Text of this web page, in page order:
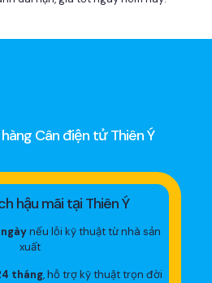
Cân điện tử Thiên Ý
hậu mãi tại Thiên Ý
nếu lỗi kỹ thuật từ nhà sản
xuất
tháng, hỗ trợ kỹ thuật trọn đời